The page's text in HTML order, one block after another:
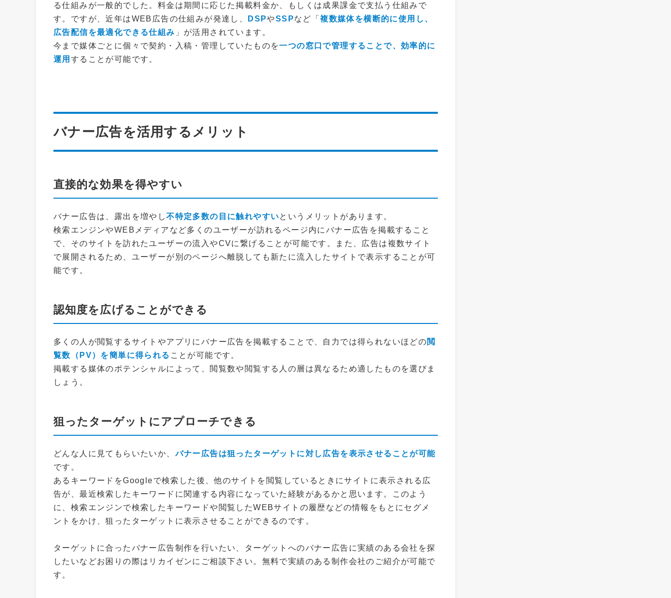
る仕組みが一般的でした。料金は期間に応じた掲載料金か、もしくは成果課金で支払う仕組みで
す。ですが、近年はWEB広告の仕組みが発達し、
DSPやSSPなど「複数媒体を横断的に使用し、
広告配信を最適化できる仕組み 」が活用されています。
今まで媒体ごとに個々で契約・入稿・管理していたものを一つの窓口で管理することで、効率的に
運用 することが可能です。
バナー広告を活用するメリット
直接的な効果を得やすい
バナー広告は、露出を増やし不特定多数の目に触れやすいというメリットがあります。
検索エンジンやWEBメディアなど多くのユーザーが訪れるページ内にバナー広告を掲載すること
で、そのサイトを訪れたユーザーの流入やCVに繋げることが可能です。また、広告は複数サイト
で展開されるため、ユーザーが別のページへ離脱しても新たに流入したサイトで表示することが可
能です。
認知度を広げることができる
多くの人が閲覧するサイトやアプリにバナー広告を掲載することで、自力では得られないほどの閲
覧数（PV）を簡単に得られる ことが可能です。
掲載する媒体のポテンシャルによって、閲覧数や閲覧する人の層は異なるため適したものを選びま
しょう。
狙ったターゲットにアプローチできる
どんな人に見てもらいたいか、バナー広告は狙ったターゲットに対し広告を表示させることが可能
です。
あるキーワードをGoogleで検索した後、他のサイトを閲覧しているときにサイトに表示される広
告が、最近検索したキーワードに関連する内容になっていた経験があるかと思います。このよう
に、検索エンジンで検索したキーワードや閲覧したWEBサイトの履歴などの情報をもとにセグメ
ントをかけ、狙ったターゲットに表示させることができるのです。
ターゲットに合ったバナー広告制作を行いたい、ターゲットへのバナー広告に実績のある会社を探
したいなどお困りの際はリカイゼンにご相談下さい。無料で実績のある制作会社のご紹介が可能で
す。